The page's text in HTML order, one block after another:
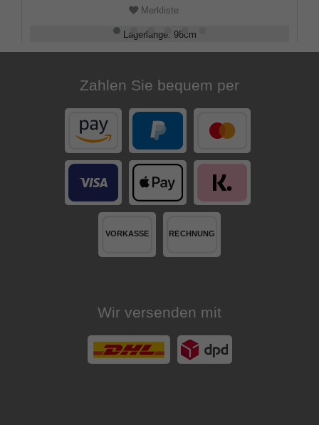
Merkliste
Lagerlänge: 98cm
Zahlen Sie bequem per
Wir versenden mit